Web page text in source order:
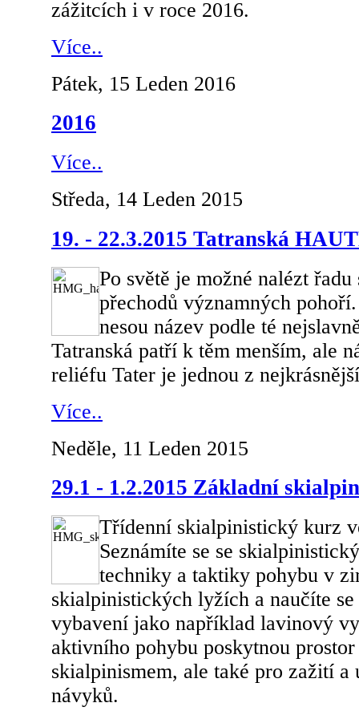
zážitcích i v roce 2016.
Více..
Pátek, 15 Leden 2016
2016
Více..
Středa, 14 Leden 2015
19. - 22.3.2015 Tatranská
Po světě je možné nalézt
přechodů významných
nesou název podle té
Tatranská patří k těm menším, ale
reliéfu Tater je jednou z
Více..
Neděle, 11 Leden 2015
29.1 - 1.2.2015 Základní
Třídenní skialpinistický kurz
Seznámíte se se
techniky a taktiky pohybu v
skialpinistických lyžích a naučíte
vybavení jako například lavinový
aktivního pohybu poskytnou
skialpinismem, ale také pro zažití
návyků.